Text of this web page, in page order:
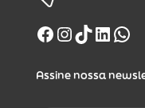
Facebook
Instagram
TikTok
Assine nossa